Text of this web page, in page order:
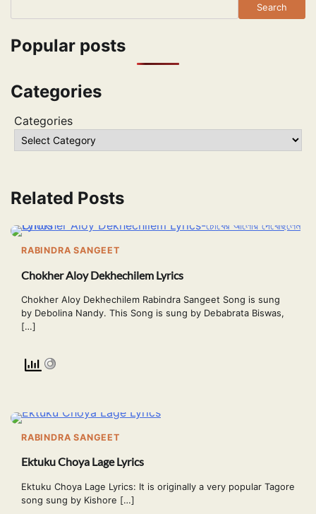
Search
Popular posts
Categories
Categories
Related Posts
RABINDRA SANGEET
Chokher Aloy Dekhechilem Lyrics
Chokher Aloy Dekhechilem Rabindra Sangeet Song is sung
by Debolina Nandy. This Song is sung by Debabrata Biswas,
[…]
RABINDRA SANGEET
Ektuku Choya Lage Lyrics
Ektuku Choya Lage Lyrics: It is originally a very popular Tagore
song sung by Kishore […]